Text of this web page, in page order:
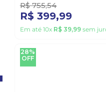
R$ 755,54
R$ 399,99
Em até 10x R$ 39,99sem
28%
OFF